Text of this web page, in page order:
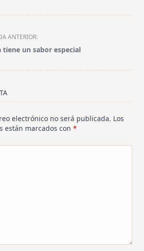
ANTERIOR:
tiene un sabor especial
electrónico no será publicada. Los
están marcados con *